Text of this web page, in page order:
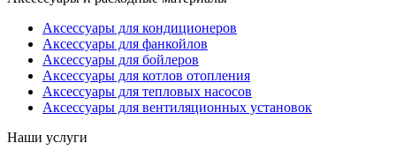
Аксессуары для кондиционеров
Аксессуары для фанкойлов
Аксессуары для бойлеров
Аксессуары для котлов отопления
Аксессуары для тепловых насосов
Аксессуары для вентиляционных установок
Наши услуги